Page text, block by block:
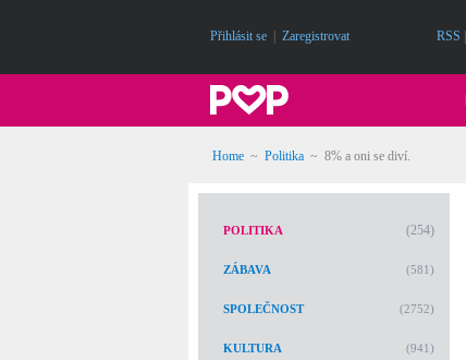
Přihlásit se Zaregistrovat RSS
Home ~ Politika ~ 8% a oni se diví.
POLITIKA (254)
ZÁBAVA (581)
SPOLEČNOST (2752)
KULTURA (941)